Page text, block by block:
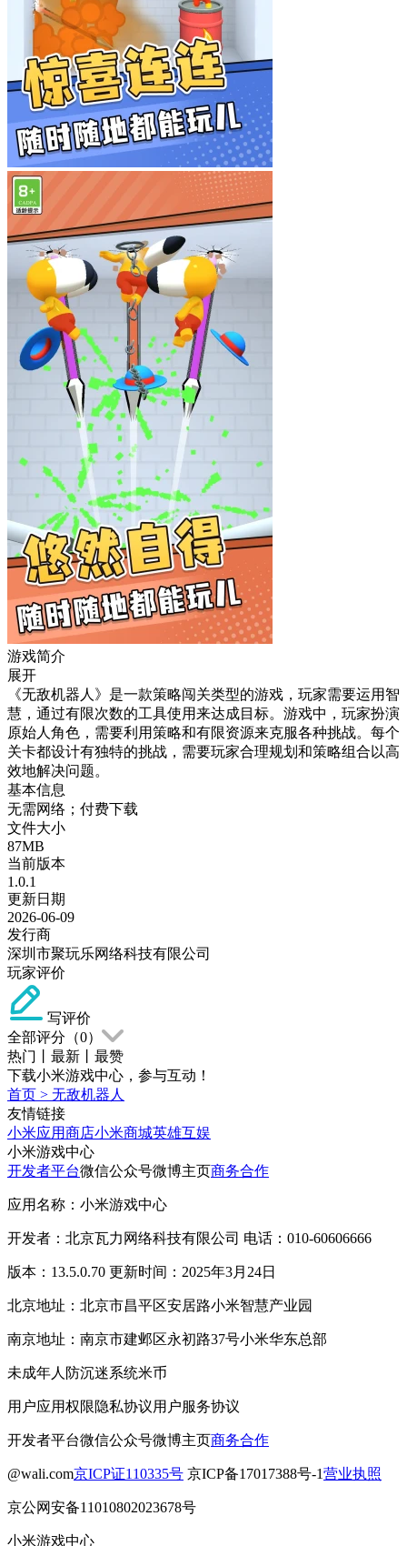
游戏简介
展开
《无敌机器人》是一款策略闯关类型的游戏，玩家需要运用智
慧，通过有限次数的工具使用来达成目标。游戏中，玩家扮演
原始人角色，需要利用策略和有限资源来克服各种挑战。每个
关卡都设计有独特的挑战，需要玩家合理规划和策略组合以高
效地解决问题。
基本信息
无需网络；付费下载
文件大小
87MB
当前版本
1.0.1
更新日期
2026-06-09
发行商
深圳市聚玩乐网络科技有限公司
玩家评价
写评价
全部评分（0）
热门
最新
最赞
下载小米游戏中心，参与互动！
首页 > 无敌机器人
友情链接
小米应用商店小米商城英雄互娱
小米游戏中心
开发者平台微信公众号微博主页商务合作
应用名称：小米游戏中心
开发者：北京瓦力网络科技有限公司 电话：010-60606666
版本：13.5.0.70 更新时间：2025年3月24日
北京地址：北京市昌平区安居路小米智慧产业园
南京地址：南京市建邺区永初路37号小米华东总部
未成年人防沉迷系统米币
用户应用权限隐私协议用户服务协议
开发者平台微信公众号微博主页商务合作
@wali.com京ICP证110335号 京ICP备17017388号-1营业执照
京公网安备11010802023678号
小米游戏中心